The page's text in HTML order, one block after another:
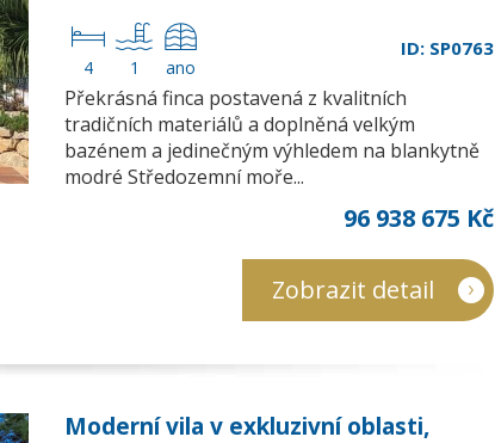
4 1 ano
ID: SP0763
Překrásná finca postavená z kvalitních
tradičních materiálů a doplněná velkým
bazénem a jedinečným výhledem na blankytně
modré Středozemní moře...
96 938 675 Kč
Zobrazit detail
Moderní vila v exkluzivní oblasti,